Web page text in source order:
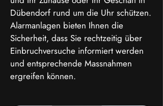
Dübendorf rund um die Uhr schützen.
Alarmanlagen bieten Ihnen die
Sicherheit, dass Sie rechtzeitig über
Einbruchversuche informiert werden
und entsprechende Massnahmen
ergreifen können.